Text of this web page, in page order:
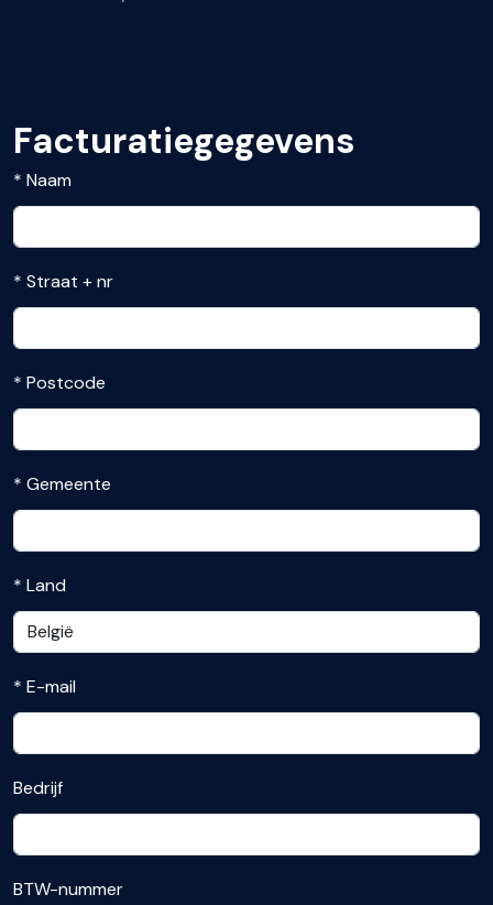
Facturatiegegevens
Naam
Straat + nr
Postcode
Gemeente
Land
E-mail
Bedrijf
BTW-nummer